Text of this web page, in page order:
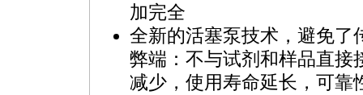
加完全
全新的活塞泵技术，避免了
弊端：不与试剂和样品直接
减少，使用寿命延长，可靠